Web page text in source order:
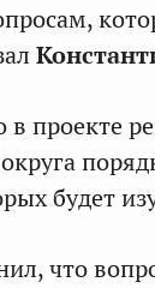
проекте
будет
что